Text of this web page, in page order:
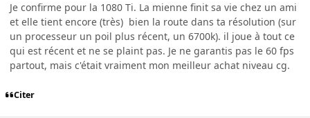
Je confirme pour la 1080 Ti. La mienne finit sa vie chez un ami
et elle tient encore (très) bien la route dans ta résolution (sur
un processeur un poil plus récent, un 6700k). il joue à tout ce
qui est récent et ne se plaint pas. Je ne garantis pas le 60 fps
partout, mais c'était vraiment mon meilleur achat niveau cg.
Citer